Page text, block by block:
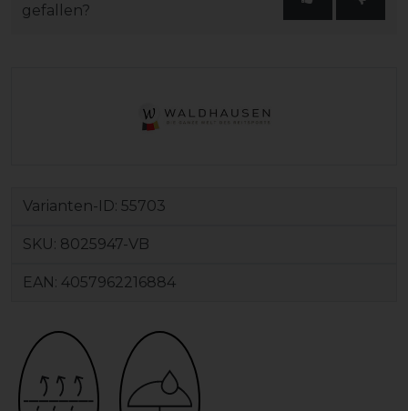
gefallen?
Varianten-ID: 55703
SKU: 8025947-VB
EAN: 4057962216884